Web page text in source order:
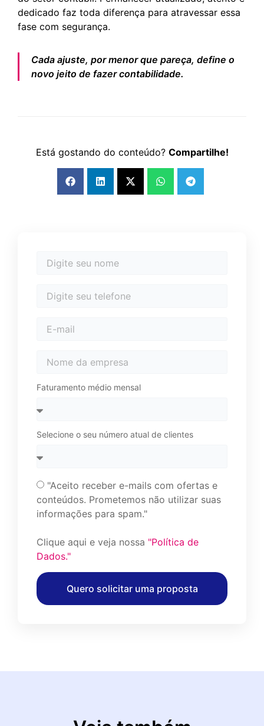
dedicado faz toda diferença para atravessar essa
fase com segurança.
Cada ajuste, por menor que pareça, define o
novo jeito de fazer contabilidade.
Está gostando do conteúdo? Compartilhe!
Faturamento médio mensal
Selecione o seu número atual de clientes
"Aceito receber e-mails com ofertas e
conteúdos. Prometemos não utilizar suas
informações para spam."
Clique aqui e veja nossa "Política de
Dados."
Quero solicitar uma proposta